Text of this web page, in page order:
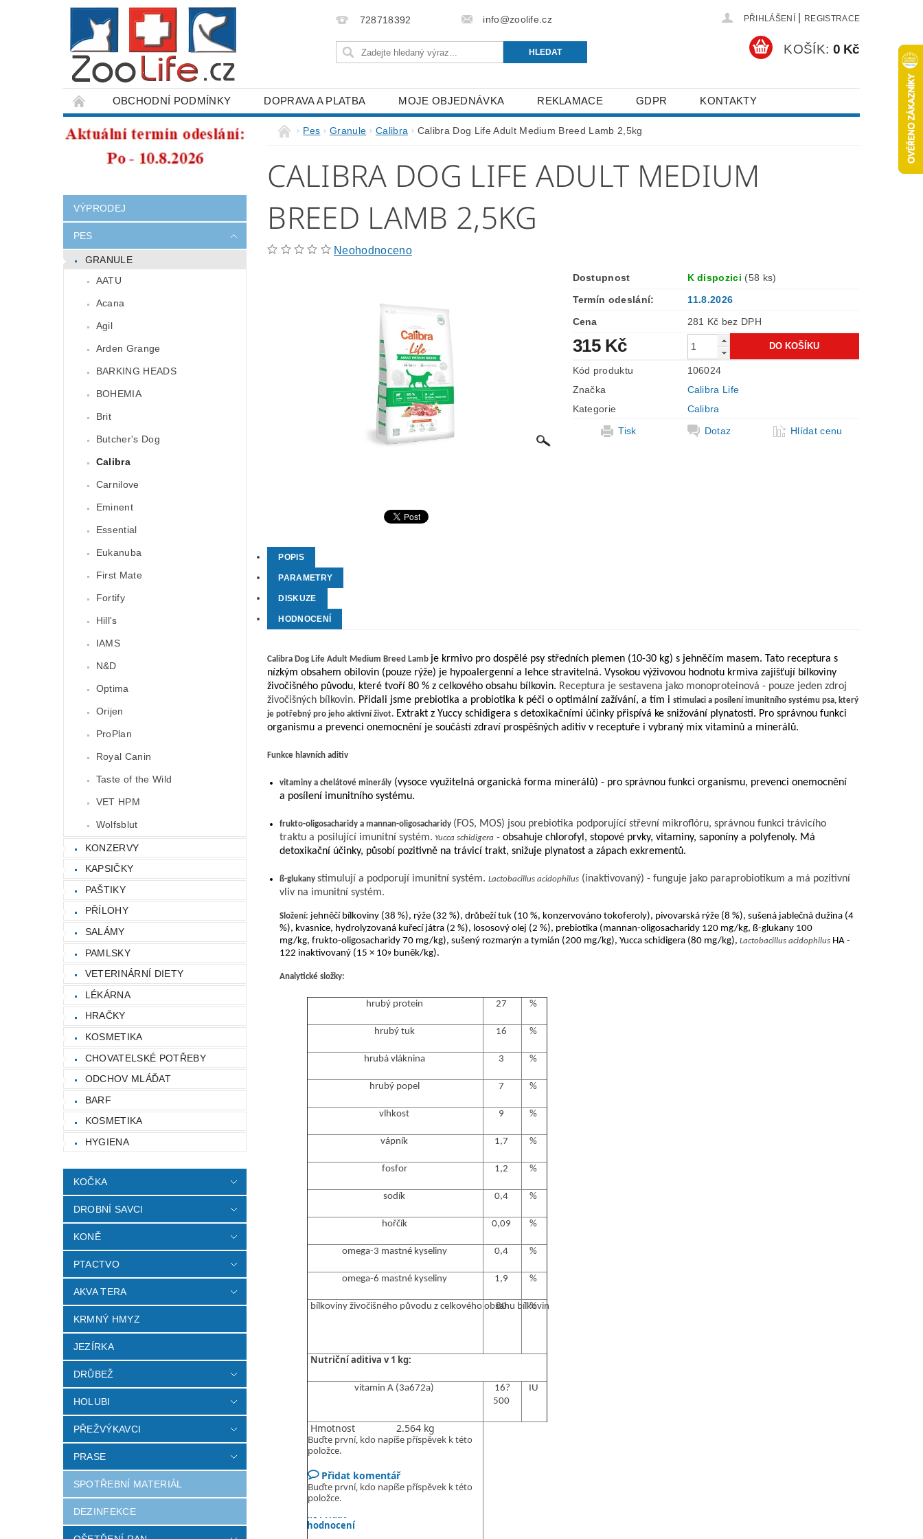
728718392 info@zoolife.cz PŘIHLÁŠENÍ REGISTRACE
KOŠÍK: 0 Kč
OBCHODNÍ PODMÍNKY DOPRAVA A PLATBA MOJE OBJEDNÁVKA REKLAMACE GDPR KONTAKTY
ODSTOUPENÍ OD SMLOUVY
VÝPRODEJ
PES
GRANULE
AATU
Acana
Agil
Arden Grange
BARKING HEADS
BOHEMIA
Brit
Butcher's Dog
Calibra
Carnilove
Eminent
Essential
Eukanuba
First Mate
Fortify
Hill's
IAMS
N&D
Optima
Orijen
ProPlan
Royal Canin
Taste of the Wild
VET HPM
Wolfsblut
KONZERVY
KAPSIČKY
PAŠTIKY
PŘÍLOHY
SALÁMY
PAMLSKY
VETERINÁRNÍ DIETY
LÉKÁRNA
HRAČKY
KOSMETIKA
CHOVATELSKÉ POTŘEBY
ODCHOV MLÁĎAT
BARF
KOSMETIKA
HYGIENA
KOČKA
DROBNÍ SAVCI
KONĚ
PTACTVO
AKVA TERA
KRMNÝ HMYZ
JEZÍRKA
DRŮBEŽ
HOLUBI
PŘEŽVÝKAVCI
PRASE
SPOTŘEBNÍ MATERIÁL
DEZINFEKCE
Pes Granule Calibra Calibra Dog Life Adult Medium Breed Lamb 2,5kg
CALIBRA DOG LIFE ADULT MEDIUM
BREED LAMB 2,5KG
Neohodnoceno
Dostupnost K dispozici (58 ks)
Termín odeslání:
11.8.2026
Cena
281 Kč bez DPH
315 Kč
Kód produktu
106024
Značka
Calibra Life
Kategorie
Calibra
Tisk
Dotaz Hlídat cenu
POPIS
PARAMETRY
DISKUZE
HODNOCENÍ
Calibra Dog Life Adult Medium Breed Lamb je krmivo prodospělé psy středních plemen (10-30 kg) s jehněčím masem. Tato receptura s
nízkým obsahem obilovin (pouze rýže) je hypoalergenní a lehce stravitelná. Vysokou výživovou hodnotu krmiva zajišťují bílkoviny
živočišného původu, kterétvoří 80 % z celkového obsahu bílkovin. Receptura je sestavena jako monoproteinová - pouze jeden zdroj
živočišných bílkovin. Přidali jsme prebiotika a probiotika k péči o optimá ní zažívání, a tím istimulaci a posílení imunitního systému psa, který
je potřebný pro jeho aktivní život. Extrakt zYuccy schidigera s detoxikačními účinky přispívá ke snižování plynatosti. Pro správnou funkci
organismu a prevenci onemocnění je součástí zdraví prospěšných aditiv v receptuře i vybraný mix vitaminů a minerálů.
Funkce hlavních aditiv
vitaminy a chelátové minerály (vysoce využitelná organická forma minerálů) - pro správnou funkci organismu, prevenci onemocnění
a posílení imunitního systému.
frukto-oligosacharidy a mannan-oligosacharidy (FOS, MOS) jsou prebiotika podporující střevní mikroflóru, správnou funkci trávicího
traktu a posilující imunitní systém. Yucca schidigera - obsahuje chlorofyl, stopové prvky, vitaminy, saponíny a polyfenoly. Má
detoxikační účinky, působí pozitivně na trávicí trakt, snižuje plynatost a zápach exkrementů.
ß-glukany stimulují a podporují imunitní systém. Lactobacillus acidophilus (inaktivovaný) - funguje jako paraprobiotikum a má pozitivní
vliv na imunitní systém.
Složení: jehněčí bílkoviny (38 %), rýže (32 %), drůbeží tuk (10 %, konzervováno tokoferoly), pivovarská rýže (8 %), sušená jablečná dužina (4
%), kvasnice, hydrolyzovaná kuřecí játra (2 %), lososový olej (2 %), prebiotika (mannan-oligosacharidy 120 mg/kg, ß-glukany 100
mg/kg, frukto-oligosacharidy 70 mg/kg), sušený rozmarýn a tymián (200 mg/kg), Yucca schidigera (80 mg/kg), Lactobacillus acidophilus HA -
122 inaktivovaný (15 × 109 buněk/kg).
Analytické složky:
hrubýprotein 27 %
hrubý tuk 16 %
hrubá vláknina 3 %
hrubý popel 7 %
vlhkost 9 %
vápník 1,7 %
fosfor 1,2 %
sodík 0,4 %
hořčík 0,09 %
omega-3 mastné kyseliny 0,4 %
omega-6 mastné kyseliny 1,9 %
bílkoviny živočišného původu z celkového obsahu bílkovin
80 %
Nutričníaditiva v 1 kg:
vitamin A (3a672a)
16?
500
IU
Hmotnost 2.564 kg
Buďte první, kdo napíše příspěvek k této
položce.
Přidat komentář
Buďte první, kdo napíše příspěvek k této
položce.
Přidat
hodnocení